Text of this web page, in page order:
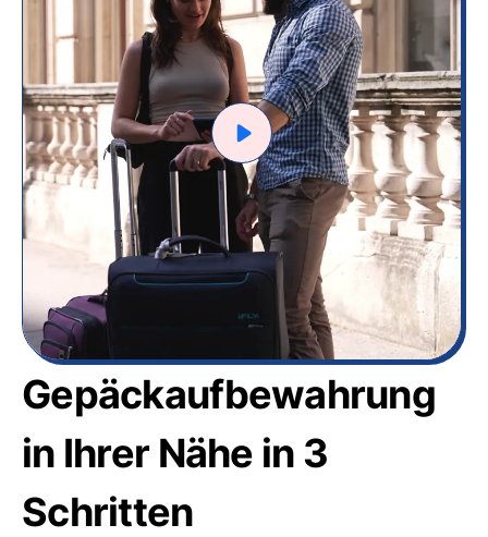
Gepäckaufbewahrung
in Ihrer Nähe in 3
Schritten